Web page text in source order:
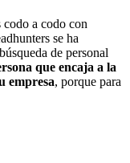
codo a codo con
se ha
de personal
que encaja a la
empresa, porque para